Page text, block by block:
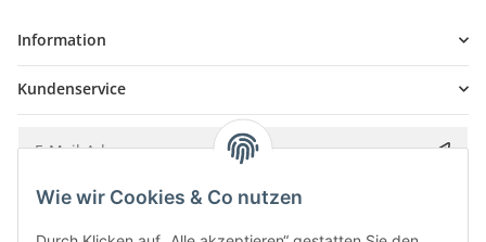
Information
Kundenservice
Bitte senden Sie mir entsprechend IhrerDatenschutzerklärung
Wie wir Cookies & Co nutzen